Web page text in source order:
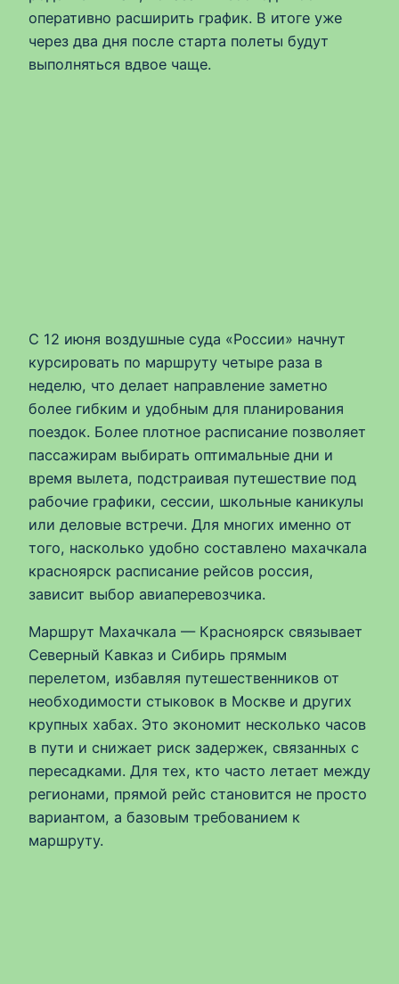
оперативно расширить график. В итоге уже
через два дня после старта полеты будут
выполняться вдвое чаще.
С 12 июня воздушные суда «России» начнут
курсировать по маршруту четыре раза в
неделю, что делает направление заметно
более гибким и удобным для планирования
поездок. Более плотное расписание позволяет
пассажирам выбирать оптимальные дни и
время вылета, подстраивая путешествие под
рабочие графики, сессии, школьные каникулы
или деловые встречи. Для многих именно от
того, насколько удобно составлено махачкала
красноярск расписание рейсов россия,
зависит выбор авиаперевозчика.
Маршрут Махачкала — Красноярск связывает
Северный Кавказ и Сибирь прямым
перелетом, избавляя путешественников от
необходимости стыковок в Москве и других
крупных хабах. Это экономит несколько часов
в пути и снижает риск задержек, связанных с
пересадками. Для тех, кто часто летает между
регионами, прямой рейс становится не просто
вариантом, а базовым требованием к
маршруту.